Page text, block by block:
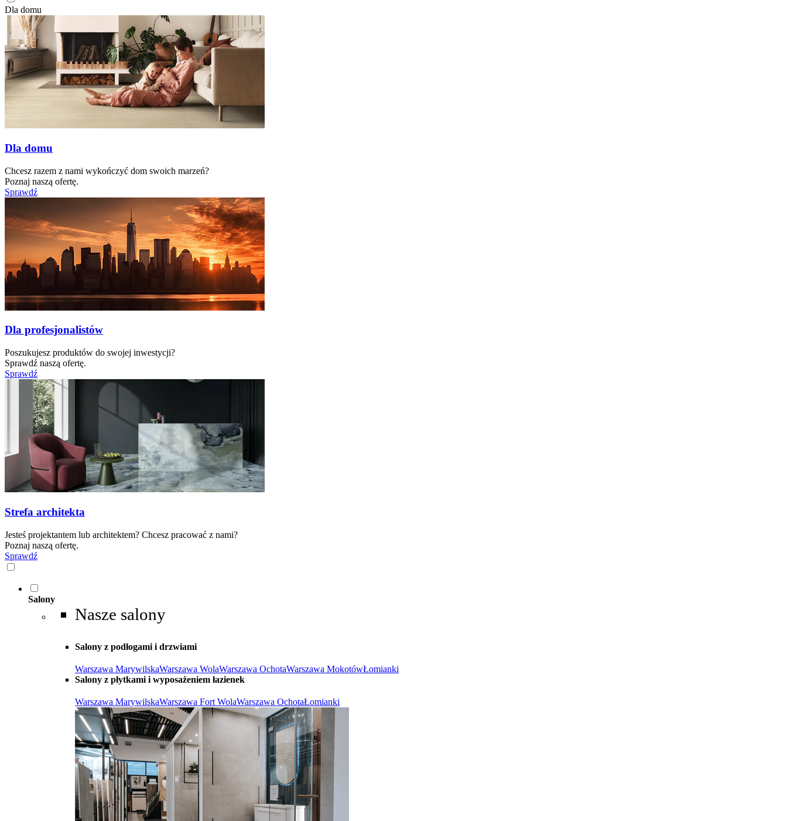
Dla domu
Dla domu
Chcesz razem z nami wykończyć dom swoich marzeń?
Poznaj naszą ofertę.
Sprawdź
Dla profesjonalistów
Poszukujesz produktów do swojej inwestycji?
Sprawdź naszą ofertę.
Sprawdź
Strefa architekta
Jesteś projektantem lub architektem? Chcesz pracować z nami?
Poznaj naszą ofertę.
Sprawdź
Salony
Nasze salony
Salony z podłogami i drzwiami
Warszawa MarywilskaWarszawa WolaWarszawa OchotaWarszawa MokotówŁomianki
Salony z płytkami i wyposażeniem łazienek
Warszawa MarywilskaWarszawa Fort WolaWarszawa OchotaŁomianki